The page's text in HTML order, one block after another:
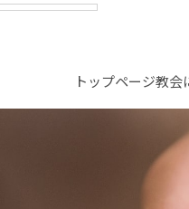
トップページ教会